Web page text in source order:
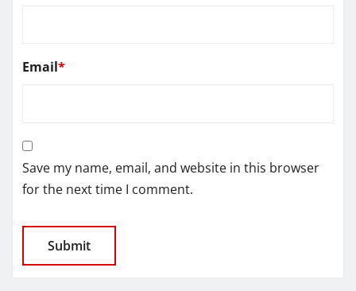
Email*
Save my name, email, and website in this browser
for the next time I comment.